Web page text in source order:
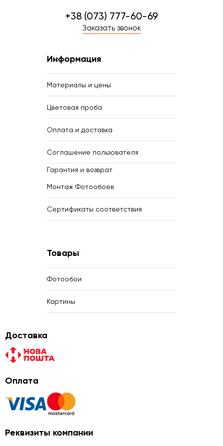
+38 (073) 777-60-69
Заказать звонок
Информация
Материалы и цены
Цветовая проба
Оплата и доставка
Соглашение пользователя
Гарантия и возврат
Монтаж Фотообоев
Сертификаты соответствия
Товары
Фотообои
Картины
Доставка
Оплата
Реквизиты компании